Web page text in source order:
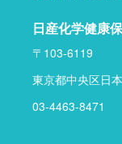
日産化学健康
〒103-6119
東京都中央区日
03-4463-8471